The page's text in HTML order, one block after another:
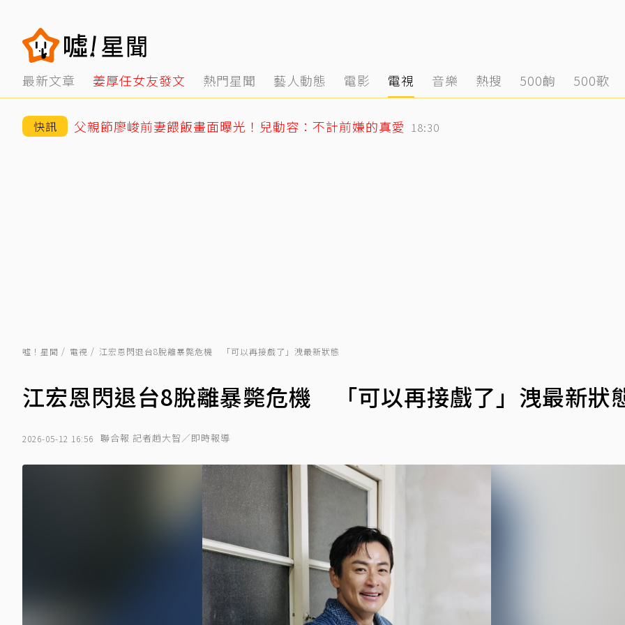
最新文章 姜厚任女友發文 熱門星聞 藝人動態 電影 電視 音樂 熱搜 500齣 500歌
快訊 父親節廖峻前妻餵飯畫面曝光！兒動容：不計前嫌的真愛 18:30
噓！星聞 電視 江宏恩閃退台8脫離暴斃危機 「可以再接戲了」洩最新狀態
江宏恩閃退台8脫離暴斃危機 「可以再接戲了」洩最新狀
2026-05-12 16:56 聯合報 記者趙大智／即時報導